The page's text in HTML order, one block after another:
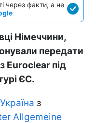
через факти, а не
Німеччини,
передати
Euroclear під
ЄС.
з
Allgemeine